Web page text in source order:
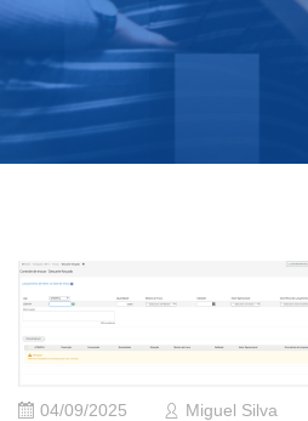
04/09/2025 Miguel Silva